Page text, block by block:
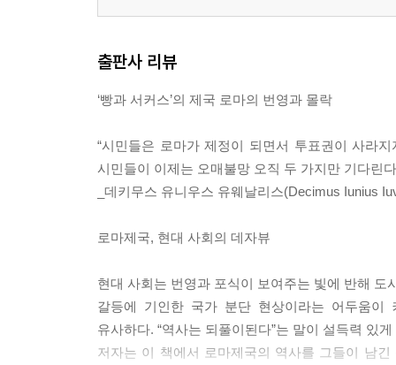
출판사 리뷰
‘빵과 서커스’의 제국 로마의 번영과 몰락
“시민들은 로마가 제정이 되면서 투표권이 사라
시민들이 이제는 오매불망 오직 두 가지만 기다린
_데키무스 유니우스 유웨날리스(Decimus Iunius
로마제국, 현대 사회의 데자뷰
현대 사회는 번영과 포식이 보여주는 빛에 반해
갈등에 기인한 국가 분단 현상이라는 어두움이
유사하다. “역사는 되풀이된다”는 말이 설득력 있
저자는 이 책에서 로마제국의 역사를 그들이 남